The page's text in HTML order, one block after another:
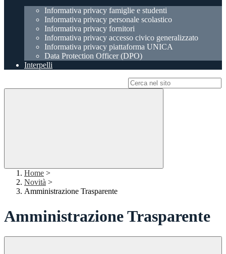
Informativa privacy famiglie e studenti
Informativa privacy personale scolastico
Informativa privacy fornitori
Informativa privacy accesso civico generalizzato
Informativa privacy piattaforma UNICA
Data Protection Officer (DPO)
Interpelli
Home >
Novità >
Amministrazione Trasparente
Amministrazione Trasparente